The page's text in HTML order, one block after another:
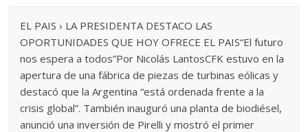
EL PAIS › LA PRESIDENTA DESTACO LAS
OPORTUNIDADES QUE HOY OFRECE EL PAIS“El futuro
nos espera a todos”Por Nicolás LantosCFK estuvo en la
apertura de una fábrica de piezas de turbinas eólicas y
destacó que la Argentina “está ordenada frente a la
crisis global”. También inauguró una planta de biodiésel,
anunció una inversión de Pirelli y mostró el primer